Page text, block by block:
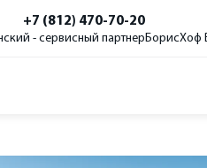
+7 (812) 470-70-20
- сервисный партнер БорисХоф